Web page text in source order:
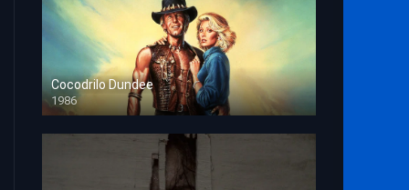
Cocodrilo Dundee
1986
HD 1080p